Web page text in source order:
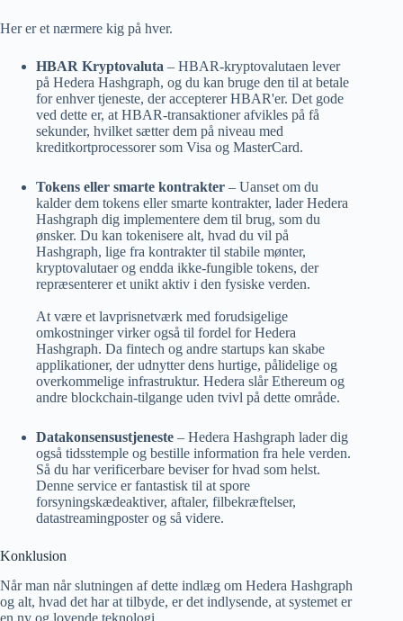
Her er et nærmere kig på hver.
HBAR Kryptovaluta – HBAR-kryptovalutaen lever
på Hedera Hashgraph, og du kan bruge den til at betale
for enhver tjeneste, der accepterer HBAR'er. Det gode
ved dette er, at HBAR-transaktioner afvikles på få
sekunder, hvilket sætter dem på niveau med
kreditkortprocessorer som Visa og MasterCard.
Tokens eller smarte kontrakter – Uanset om du
kalder dem tokens eller smarte kontrakter, lader Hedera
Hashgraph dig implementere dem til brug, som du
ønsker. Du kan tokenisere alt, hvad du vil på
Hashgraph, lige fra kontrakter til stabile mønter,
kryptovalutaer og endda ikke-fungible tokens, der
repræsenterer et unikt aktiv i den fysiske verden.
At være et lavprisnetværk med forudsigelige
omkostninger virker også til fordel for Hedera
Hashgraph. Da fintech og andre startups kan skabe
applikationer, der udnytter dens hurtige, pålidelige og
overkommelige infrastruktur. Hedera slår Ethereum og
andre blockchain-tilgange uden tvivl på dette område.
Datakonsensustjeneste – Hedera Hashgraph lader dig
også tidsstemple og bestille information fra hele verden.
Så du har verificerbare beviser for hvad som helst.
Denne service er fantastisk til at spore
forsyningskædeaktiver, aftaler, filbekræftelser,
datastreamingposter og så videre.
Konklusion
Når man når slutningen af ​​dette indlæg om Hedera Hashgraph
og alt, hvad det har at tilbyde, er det indlysende, at systemet er